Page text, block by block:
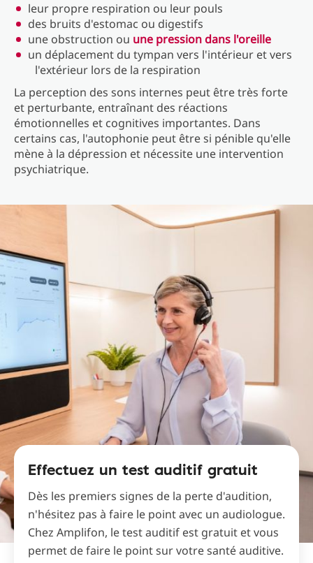
leur propre respiration ou leur pouls
des bruits d'estomac ou digestifs
une obstruction ou une pression dans l'oreille
un déplacement du tympan vers l'intérieur et vers
l'extérieur lors de la respiration
La perception des sons internes peut être très forte
et perturbante, entraînant des réactions
émotionnelles et cognitives importantes. Dans
certains cas, l'autophonie peut être si pénible qu'elle
mène à la dépression et nécessite une intervention
psychiatrique.
Effectuez un test auditif gratuit
Dès les premiers signes de la perte d'audition,
n'hésitez pas à faire le point avec un audiologue.
Chez Amplifon, le test auditif est gratuit et vous
permet de faire le point sur votre santé auditive.